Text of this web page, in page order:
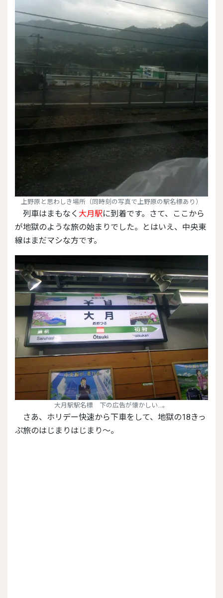
上野原と思わしき場所（同時刻の写真で上野原の駅名標あり）
列車はまもなく 大月駅に到着です。さて、ここから
が地獄のような旅の始まりでした。とはいえ、中央東
線はまだマシな方です。
大月駅駅名標 下の広告が懐かしい…。
さあ、ホリデー快速から下車をして、地獄の18きっ
ぷ旅のはじまりはじまり～。